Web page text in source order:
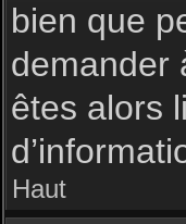
bien que
demander
êtes alors
Haut